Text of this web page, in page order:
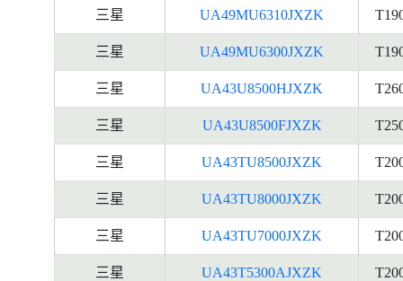
三星 UA49MU6310JXZK
三星 UA49MU6300JXZK
三星 UA43U8500HJXZK
三星 UA43U8500FJXZK
三星 UA43TU8500JXZK
三星 UA43TU8000JXZK
三星 UA43TU7000JXZK
三星 UA43T5300AJXZK